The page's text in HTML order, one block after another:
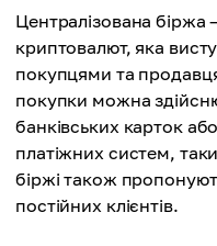
Централізована
криптовалют, яка
покупцями та
покупки можна
банківських карток
платіжних систем,
біржі також
постійних клієнтів.